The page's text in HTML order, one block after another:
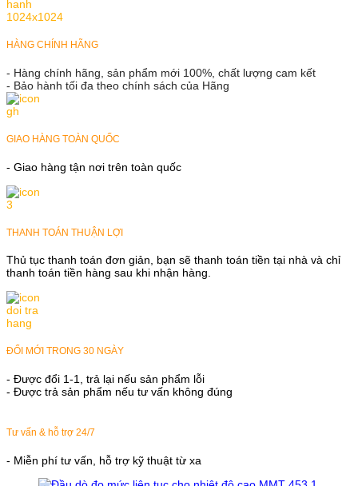
HÀNG CHÍNH HÃNG
- Hàng chính hãng, sản phẩm mới 100%, chất lượng cam kết
- Bảo hành tối đa theo chính sách của Hãng
GIAO HÀNG TOÀN QUỐC
- Giao hàng tận nơi trên toàn quốc
THANH TOÁN THUẬN LỢI
Thủ tục thanh toán đơn giản, bạn sẽ thanh toán tiền tại nhà và chỉ
thanh toán tiền hàng sau khi nhận hàng.
ĐỔI MỚI TRONG 30 NGÀY
- Được đổi 1-1, trả lại nếu sản phẩm lỗi
- Được trả sản phẩm nếu tư vấn không đúng
Tư vấn & hỗ trợ 24/7
- Miễn phí tư vấn, hỗ trợ kỹ thuật từ xa